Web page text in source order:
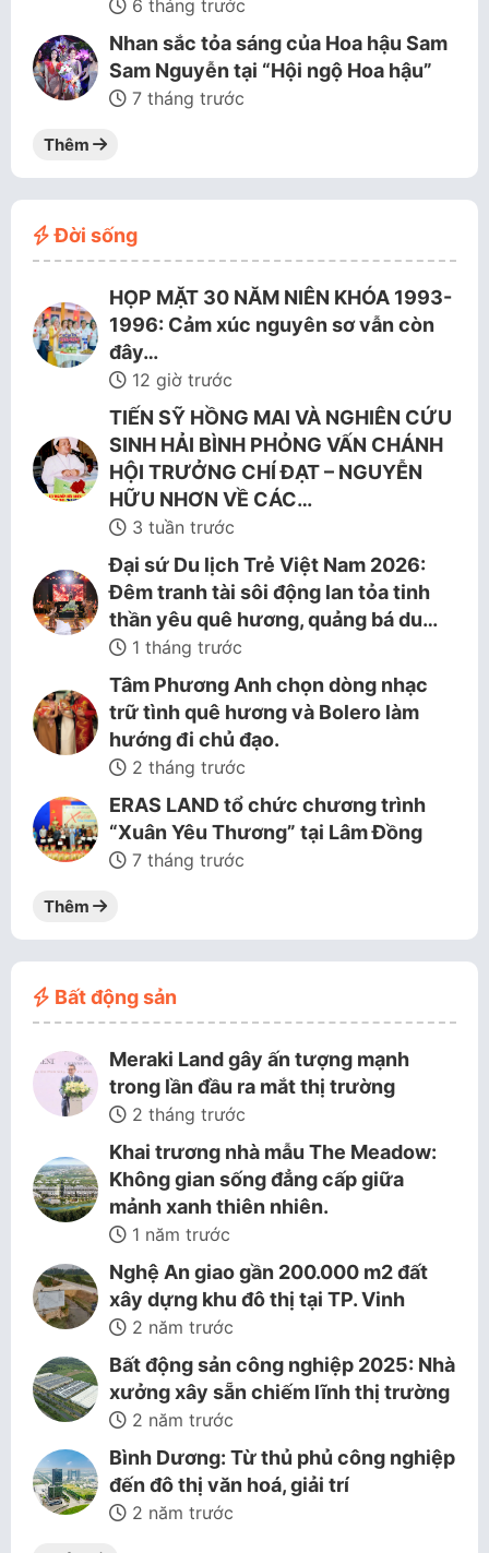
6 tháng trước
Nhan sắc tỏa sáng của Hoa hậu Sam
Sam Nguyễn tại “Hội ngộ Hoa hậu”
7 tháng trước
Thêm
Đời sống
HỌP MẶT 30 NĂM NIÊN KHÓA 1993-
1996: Cảm xúc nguyên sơ vẫn còn
đây…
12 giờ trước
TIẾN SỸ HỒNG MAI VÀ NGHIÊN CỨU
SINH HẢI BÌNH PHỎNG VẤN CHÁNH
HỘI TRƯỞNG CHÍ ĐẠT – NGUYỄN
HỮU NHƠN VỀ CÁC…
3 tuần trước
Đại sứ Du lịch Trẻ Việt Nam 2026:
Đêm tranh tài sôi động lan tỏa tinh
thần yêu quê hương, quảng bá du…
1 tháng trước
Tâm Phương Anh chọn dòng nhạc
trữ tình quê hương và Bolero làm
hướng đi chủ đạo.
2 tháng trước
ERAS LAND tổ chức chương trình
“Xuân Yêu Thương” tại Lâm Đồng
7 tháng trước
Thêm
Bất động sản
Meraki Land gây ấn tượng mạnh
trong lần đầu ra mắt thị trường
2 tháng trước
Khai trương nhà mẫu The Meadow:
Không gian sống đẳng cấp giữa
mảnh xanh thiên nhiên.
1 năm trước
Nghệ An giao gần 200.000 m2 đất
xây dựng khu đô thị tại TP. Vinh
2 năm trước
Bất động sản công nghiệp 2025: Nhà
xưởng xây sẵn chiếm lĩnh thị trường
2 năm trước
Bình Dương: Từ thủ phủ công nghiệp
đến đô thị văn hoá, giải trí
2 năm trước